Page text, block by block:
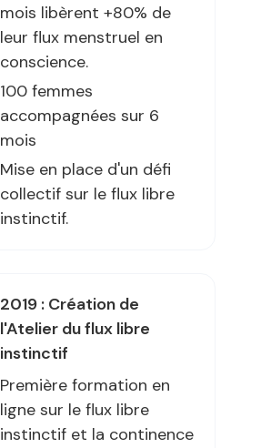
mois libèrent +80% de
leur flux menstruel en
conscience.
100 femmes
accompagnées sur 6
mois
Mise en place d'un défi
collectif sur le flux libre
instinctif.
2019 : Création de
l'Atelier du flux libre
instinctif
Première formation en
ligne sur le flux libre
instinctif et la continence